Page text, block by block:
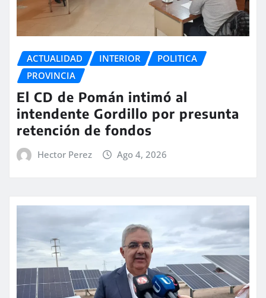
ACTUALIDAD INTERIOR
POLITICA
PROVINCIA
El CD de Pomán intimó al
intendente Gordillo por presunta
retención de fondos
Hector Perez Ago 4, 2026